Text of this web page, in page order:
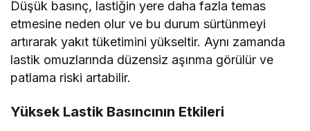
Düşük basınç, lastiğin yere daha fazla temas
etmesine neden olur ve bu durum sürtünmeyi
artırarak yakıt tüketimini yükseltir. Aynı zamanda
lastik omuzlarında düzensiz aşınma görülür ve
patlama riski artabilir.
Yüksek Lastik Basıncının Etkileri